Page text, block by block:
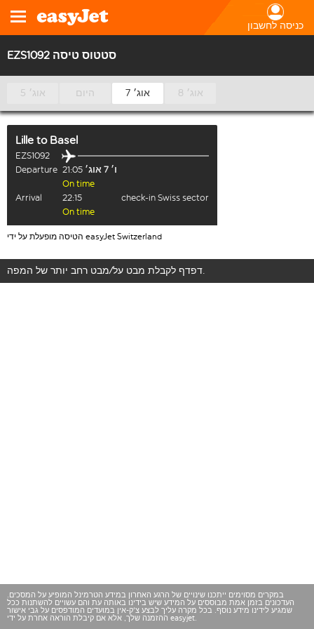
כניסה לחשבון
EZS1092 סטטוס טיסה
5 אוג׳ היום 7 אוג׳ 8 אוג׳
Lille to Basel
EZS1092
Departure 21:05
ו׳ 7 אוג׳
On time
Arrival
22:15
check-in Swiss sector
On time
הטיסה מופעלת על ידי easyJet Switzerland
דפדף לקבלת מבט על/מבט רחב יותר של המפה.
במקרים מסוימים ייתכנו שינויים של הרגע האחרון במידע הטרמינל המופיע על המסכים.
העדכונים בזמן אמת מבוססים על המידע שיש בידינו באותה עת והם עשויים להשתנות ככל
שמגיע לידינו מידע נוסף. בכל מקרה עליך לבצע צ'ק-אין במועדים המודפסים על גבי אישור
ההזמנה שלך, אלא אם קיבלת הוראה אחרת על ידי easyjet.